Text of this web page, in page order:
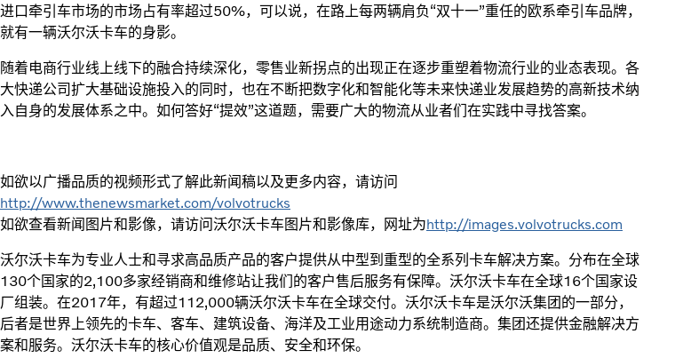
进口牵引车市场的市场占有率超过50%，可以说，在路上每两辆肩负“双十一”重任的欧系牵引车品牌，
就有一辆沃尔沃卡车的身影。
随着电商行业线上线下的融合持续深化，零售业新拐点的出现正在逐步重塑着物流行业的业态表现。各
大快递公司扩大基础设施投入的同时，也在不断把数字化和智能化等未来快递业发展趋势的高新技术纳
入自身的发展体系之中。如何答好“提效”这道题，需要广大的物流从业者们在实践中寻找答案。
如欲以广播品质的视频形式了解此新闻稿以及更多内容，请访问
http://www.thenewsmarket.com/volvotrucks
如欲查看新闻图片和影像，请访问沃尔沃卡车图片和影像库，网址为http://images.volvotrucks.com
沃尔沃卡车为专业人士和寻求高品质产品的客户提供从中型到重型的全系列卡车解决方案。分布在全球
130个国家的2,100多家经销商和维修站让我们的客户售后服务有保障。沃尔沃卡车在全球16个国家设
厂组装。在2017年，有超过112,000辆沃尔沃卡车在全球交付。沃尔沃卡车是沃尔沃集团的一部分，
后者是世界上领先的卡车、客车、建筑设备、海洋及工业用途动力系统制造商。集团还提供金融解决方
案和服务。沃尔沃卡车的核心价值观是品质、安全和环保。